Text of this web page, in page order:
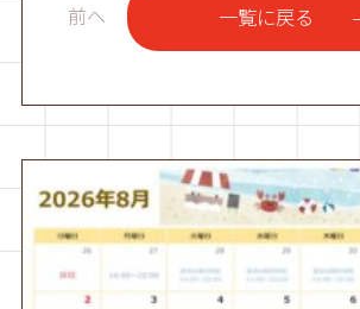
前へ 一覧に戻る